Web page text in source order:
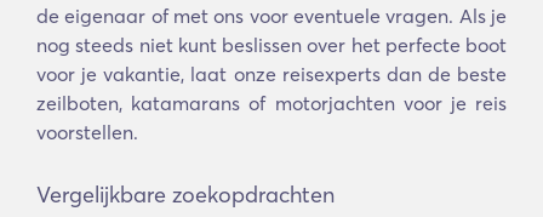
de eigenaar of met ons voor eventuele vragen. Als je
nog steeds niet kunt beslissen over het perfecte boot
voor je vakantie, laat onze reisexperts dan de beste
zeilboten, katamarans of motorjachten voor je reis
voorstellen.
Vergelijkbare zoekopdrachten